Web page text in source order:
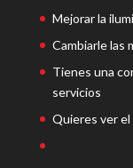
Mejorar la
Cambiarle las
Tienes una
servicios
Quieres ver el